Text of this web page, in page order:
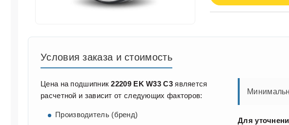
Условия заказа и стоимость
Цена на подшипник22209 EK W33 C3является
расчетной и зависит от следующих факторов:
Производитель (бренд)
Для